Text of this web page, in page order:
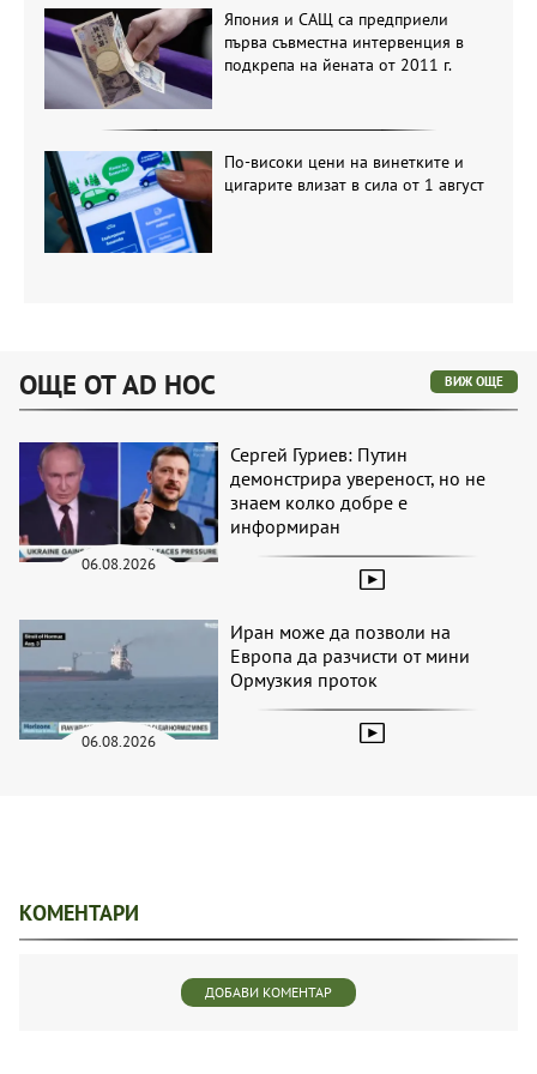
Япония и САЩ са предприели
първа съвместна интервенция в
подкрепа на йената от 2011 г.
По-високи цени на винетките и
цигарите влизат в сила от 1 август
ОЩЕ ОТ AD HOC ВИЖ ОЩЕ
06.08.2026
Сергей Гуриев: Путин
демонстрира увереност, но не
знаем колко добре е
информиран
06.08.2026
Иран може да позволи на
Европа да разчисти от мини
Ормузкия проток
КОМЕНТАРИ
ДОБАВИ КОМЕНТАР